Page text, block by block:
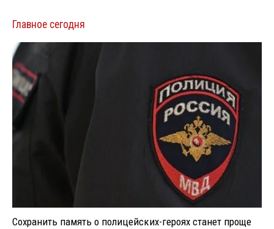
Главное сегодня
Сохранить память о полицейских-героях станет проще